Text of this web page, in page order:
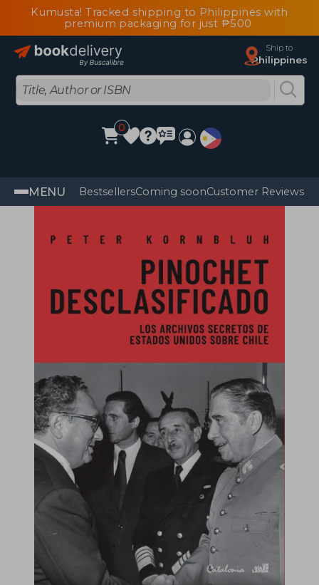
Kumusta! Tracked shipping to Philippines with
premium packaging for just ₱500
Ship to
Philippines
0
MENU BestsellersComing soonCustomer Reviews